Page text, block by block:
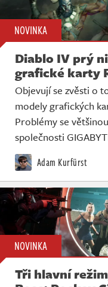
NOVINKA
Diablo IV prý
grafické karty
Objevují se zvěsti o
modely grafických
Problémy se
společnosti
Adam Kurfürst
NOVINKA
Tři hlavní